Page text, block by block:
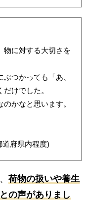
物に対する大切さを
つかっても「あ、
けでした。
かなと思います。
府県内程度)
荷物の扱いや養生
の声がありまし